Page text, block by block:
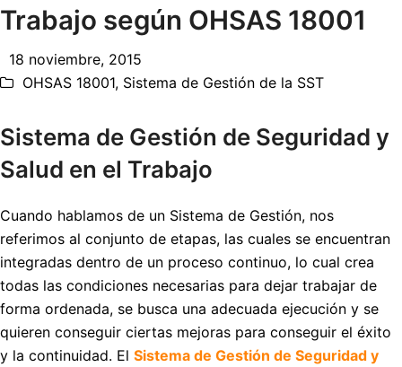
Trabajo según OHSAS 18001
18 noviembre, 2015
OHSAS 18001, Sistema de Gestión de la SST
Sistema de Gestión de Seguridad y
Salud en el Trabajo
Cuando hablamos de un Sistema de Gestión, nos
referimos al conjunto de etapas, las cuales se encuentran
integradas dentro de un proceso continuo, lo cual crea
todas las condiciones necesarias para dejar trabajar de
forma ordenada, se busca una adecuada ejecución y se
quieren conseguir ciertas mejoras para conseguir el éxito
y la continuidad. El Sistema de Gestión de Seguridad y